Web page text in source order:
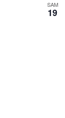
SAM
19